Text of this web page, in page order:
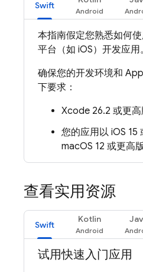
Swift
本指南假定您熟悉如何
平台（如 iOS）开发应用。
确保您的开发环境和
下要求：
Xcode 26.2 或更
您的应用以 iOS 15
macOS 12 或更高
查看实用资源
Swift
Kotlin
试用快速入门应用